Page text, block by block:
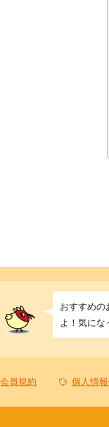
おすすめの
よ！気にな
会員規約 個人情